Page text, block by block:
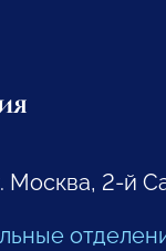
Москва, 2-й